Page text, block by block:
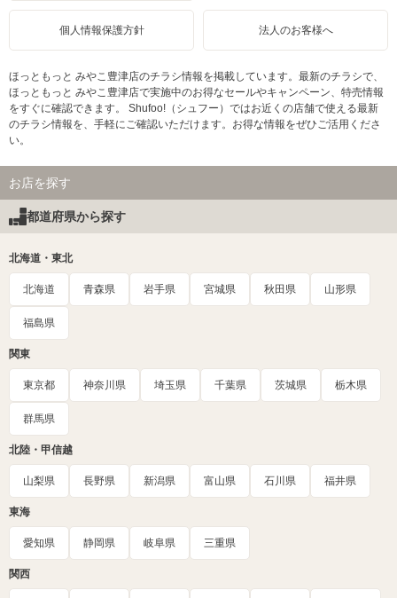
個人情報保護方針 法人のお客様へ
ほっともっと みやこ豊津店のチラシ情報を掲載しています。最新のチラシで、
ほっともっと みやこ豊津店で実施中のお得なセールやキャンペーン、特売情報
をすぐに確認できます。 Shufoo!（シュフー）ではお近くの店舗で使える最新
のチラシ情報を、手軽にご確認いただけます。お得な情報をぜひご活用くださ
い。
お店を探す
都道府県から探す
北海道・東北
北海道 青森県 岩手県 宮城県 秋田県 山形県
福島県
関東
東京都 神奈川県 埼玉県 千葉県 茨城県 栃木県
群馬県
北陸・甲信越
山梨県 長野県 新潟県 富山県 石川県 福井県
東海
愛知県 静岡県 岐阜県 三重県
関西